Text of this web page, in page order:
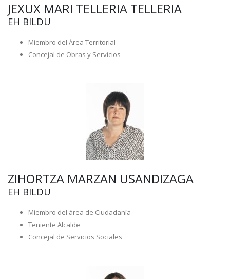
JEXUX MARI TELLERIA TELLERIA
EH BILDU
Miembro del Área Territorial
Concejal de Obras y Servicios
ZIHORTZA MARZAN USANDIZAGA
EH BILDU
Miembro del área de Ciudadanía
Teniente Alcalde
Concejal de Servicios Sociales